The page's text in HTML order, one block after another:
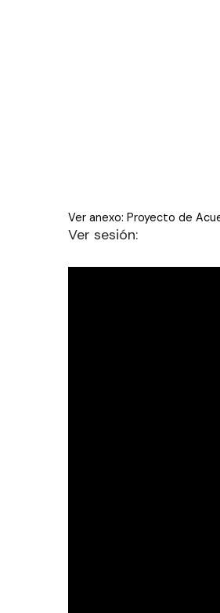
Ver anexo: Proyecto de
Ver sesión: